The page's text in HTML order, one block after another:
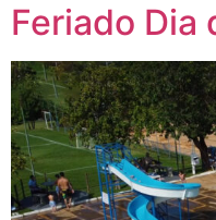
Feriado Dia